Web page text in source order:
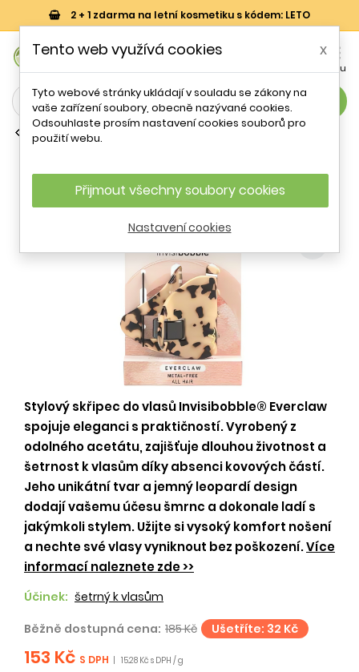
2 + 1 zdarma na letní kosmetiku s kódem: LETO

Menu
search
Gumičky, sponky a čelenky
Invisibobble
- 17 %
Stylový skřipec do vlasů Invisibobble® Everclaw
spojuje eleganci s praktičností. Vyrobený z
odolného acetátu, zajišťuje dlouhou životnost a
šetrnost k vlasům díky absenci kovových částí.
Jeho unikátní tvar a jemný leopardí design
dodají vašemu účesu šmrnc a dokonale ladí s
jakýmkoli stylem. Užijte si vysoký komfort nošení
a nechte své vlasy vyniknout bez poškození.Více
informací naleznete zde >>
Účinek: šetrný k vlasům
Běžně dostupná cena: 185 Kč Ušetříte: 32 Kč
153 Kč S DPH 15.28 Kč s DPH / g
Tento web využívá cookies x
Tyto webové stránky ukládají v souladu se zákony na
vaše zařízení soubory, obecně nazývané cookies.
Odsouhlaste prosím nastavení cookies souborů pro
použití webu.
Přijmout všechny soubory cookies
Nastavení cookies